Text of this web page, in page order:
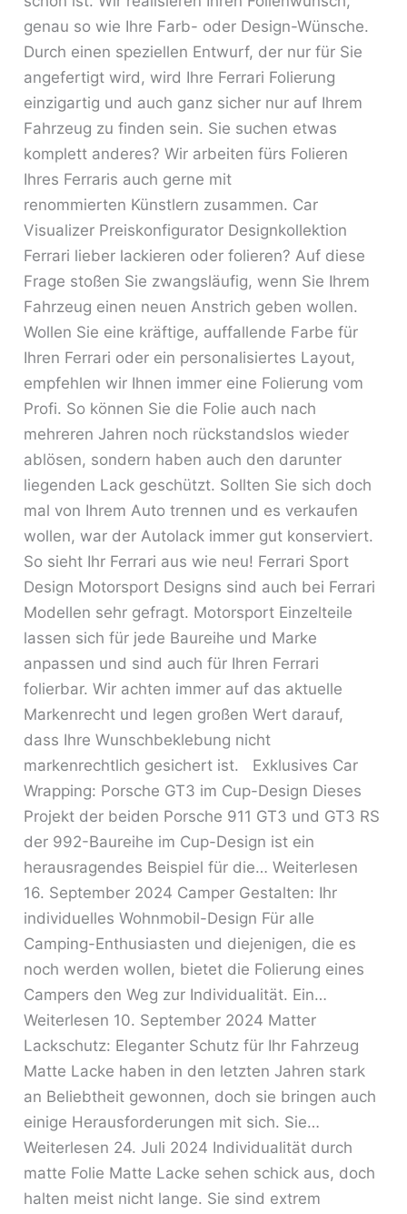
genau so wie Ihre Farb- oder Design-Wünsche.
Durch einen speziellen Entwurf, der nur für Sie
angefertigt wird, wird Ihre Ferrari Folierung
einzigartig und auch ganz sicher nur auf Ihrem
Fahrzeug zu finden sein. Sie suchen etwas
komplett anderes? Wir arbeiten fürs Folieren
Ihres Ferraris auch gerne mit
renommierten Künstlern zusammen. Car
Visualizer Preiskonfigurator Designkollektion
Ferrari lieber lackieren oder folieren? Auf diese
Frage stoßen Sie zwangsläufig, wenn Sie Ihrem
Fahrzeug einen neuen Anstrich geben wollen.
Wollen Sie eine kräftige, auffallende Farbe für
Ihren Ferrari oder ein personalisiertes Layout,
empfehlen wir Ihnen immer eine Folierung vom
Profi. So können Sie die Folie auch nach
mehreren Jahren noch rückstandslos wieder
ablösen, sondern haben auch den darunter
liegenden Lack geschützt. Sollten Sie sich doch
mal von Ihrem Auto trennen und es verkaufen
wollen, war der Autolack immer gut konserviert.
So sieht Ihr Ferrari aus wie neu! Ferrari Sport
Design Motorsport Designs sind auch bei Ferrari
Modellen sehr gefragt. Motorsport Einzelteile
lassen sich für jede Baureihe und Marke
anpassen und sind auch für Ihren Ferrari
folierbar. Wir achten immer auf das aktuelle
Markenrecht und legen großen Wert darauf,
dass Ihre Wunschbeklebung nicht
markenrechtlich gesichert ist. Exklusives Car
Wrapping: Porsche GT3 im Cup-Design Dieses
Projekt der beiden Porsche 911 GT3 und GT3 RS
der 992-Baureihe im Cup-Design ist ein
herausragendes Beispiel für die… Weiterlesen
16. September 2024 Camper Gestalten: Ihr
individuelles Wohnmobil-Design Für alle
Camping-Enthusiasten und diejenigen, die es
noch werden wollen, bietet die Folierung eines
Campers den Weg zur Individualität. Ein…
Weiterlesen 10. September 2024 Matter
Lackschutz: Eleganter Schutz für Ihr Fahrzeug
Matte Lacke haben in den letzten Jahren stark
an Beliebtheit gewonnen, doch sie bringen auch
einige Herausforderungen mit sich. Sie…
Weiterlesen 24. Juli 2024 Individualität durch
matte Folie Matte Lacke sehen schick aus, doch
halten meist nicht lange. Sie sind extrem